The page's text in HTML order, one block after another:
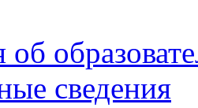
об
сведения